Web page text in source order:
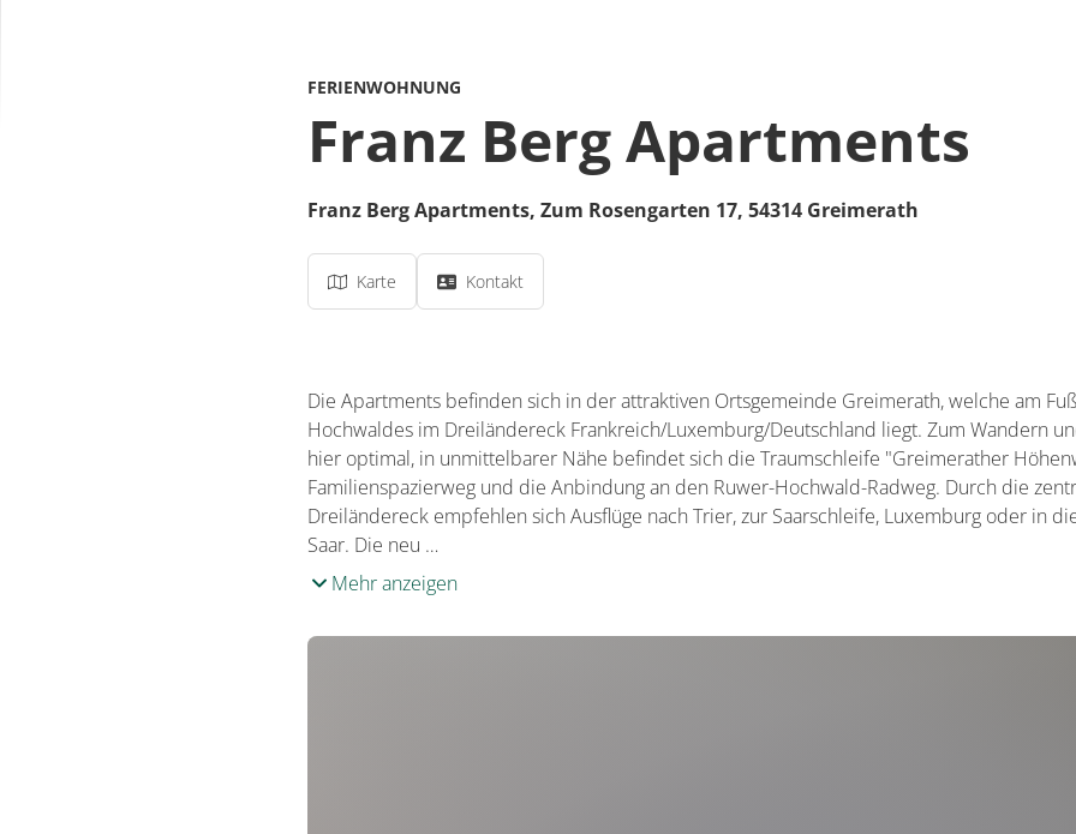
FERIENWOHNUNG
Franz Berg Apartments
Franz Berg Apartments, Zum Rosengarten 17, 54314 Greimerath
Karte Kontakt
Die Apartments befinden sich in der attraktiven Ortsgemeinde Greimerath, welche am
Hochwaldes im Dreiländereck Frankreich/Luxemburg/Deutschland liegt. Zum Wandern
hier optimal, in unmittelbarer Nähe befindet sich die Traumschleife "Greimerather
Familienspazierweg und die Anbindung an den Ruwer-Hochwald-Radweg. Durch die
Dreiländereck empfehlen sich Ausflüge nach Trier, zur Saarschleife, Luxemburg oder in
Saar. Die neu …
Mehr anzeigen